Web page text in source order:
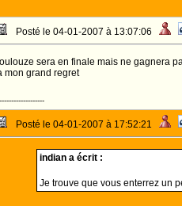
Posté le 04-01-2007 à 13:07:06
sera en finale mais ne gagnera
mon grand regret
Posté le 04-01-2007 à 17:52:21
indian a écrit :
Je trouve que vous enterrez un